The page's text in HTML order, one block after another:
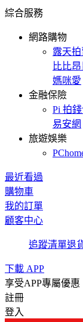
綜合服務
網路購物
露天拍
比比
媽咪愛
金融保險
Pi 拍
易安網
旅遊娛樂
最近看過
購物車
我的訂單
顧客中心
追蹤清單退
下載 APP
享受APP專屬優惠
註冊
登入